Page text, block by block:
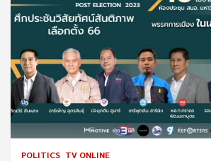
POLITICS TV ONLINE